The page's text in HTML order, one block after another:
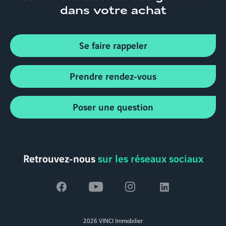
dans votre achat
Se faire rappeler
Prendre rendez-vous
Poser une question
Retrouvez-noussur les réseaux sociaux
Voir
Voir
Voir
Voir
2026 VINCI Immobilier